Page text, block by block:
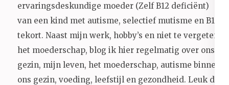
ervaringsdeskundige moeder (Zelf B12 deficiënt)
van een kind met autisme, selectief mutisme en B12
tekort. Naast mijn werk, hobby’s en niet te vergeten
het moederschap, blog ik hier regelmatig over ons
gezin, mijn leven, het moederschap, autisme binnen
ons gezin, voeding, leefstijl en gezondheid. Leuk dat